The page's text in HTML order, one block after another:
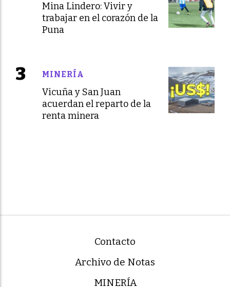
Mina Lindero: Vivir y
trabajar en el corazón de la
Puna
Vicuña y San Juan
acuerdan el reparto de la
renta minera
MINERÍA
Contacto
Archivo de Notas
MINERÍA